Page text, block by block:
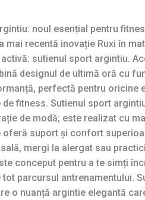
noul esențial pentru
mai recentă inovație Ruxi în
sutienul sport argintiu.
designul de ultimă oră cu
perfectă pentru oricine
fitness. Sutienul sport
de modă; este realizat cu
oferă suport și confort
mergi la alergat sau
conceput pentru a te simți
parcursul antrenamentului.
o nuanță argintie elegantă